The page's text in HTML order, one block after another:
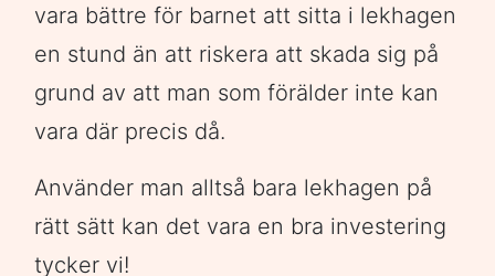
vara bättre för barnet att sitta i lekhagen
en stund än att riskera att skada sig på
grund av att man som förälder inte kan
vara där precis då.
Använder man alltså bara lekhagen på
rätt sätt kan det vara en bra investering
tycker vi!